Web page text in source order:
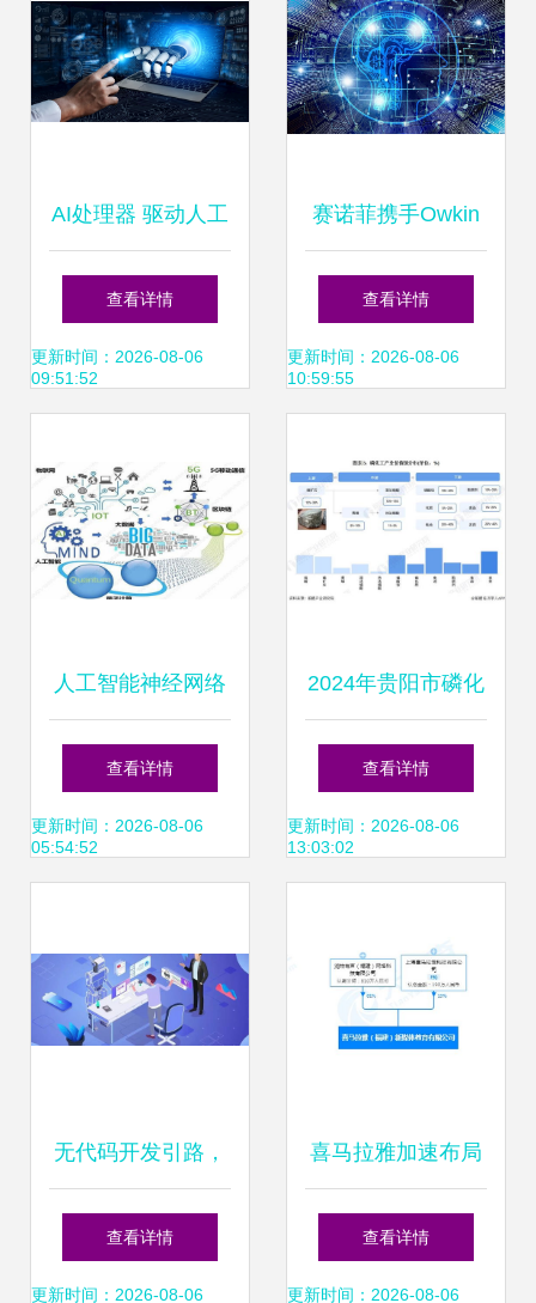
人工智能重塑软件
开发新标准
AI处理器 驱动人工
智能应用软件发展
的核心引擎
查看详情
更新时间：2026-08-06
09:51:52
赛诺菲携手Owkin
启动2.7亿美元癌症
AI研发计划，深耕
查看详情
更新时间：2026-08-06
10:59:55
人工智能神经网络
基础设施的核心与
人工智能应用软件
查看详情
更新时间：2026-08-06
05:54:52
2024年贵阳市磷化
工产业链全景图谱
政策、现状、布局
查看详情
更新时间：2026-08-06
13:03:02
无代码开发引路，
重塑企业数字生产
力——人工智能应
查看详情
更新时间：2026-08-06
喜马拉雅加速布局
AI教育 在闽成立新
公司，注册资本
查看详情
更新时间：2026-08-06